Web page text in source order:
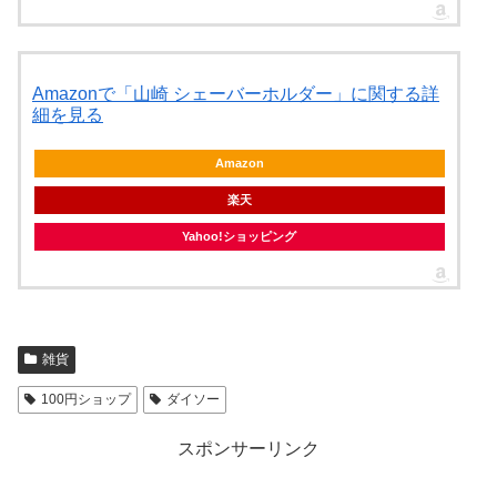
Amazonで「山崎 シェーバーホルダー」に関する詳
細を見る
Amazon
楽天
Yahoo!ショッピング
雑貨
100円ショップ ダイソー
スポンサーリンク